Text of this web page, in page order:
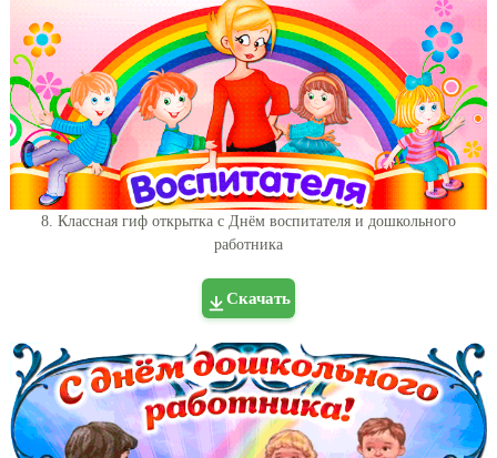
8. Классная гиф открытка с Днём воспитателя и дошкольного
работника
Скачать